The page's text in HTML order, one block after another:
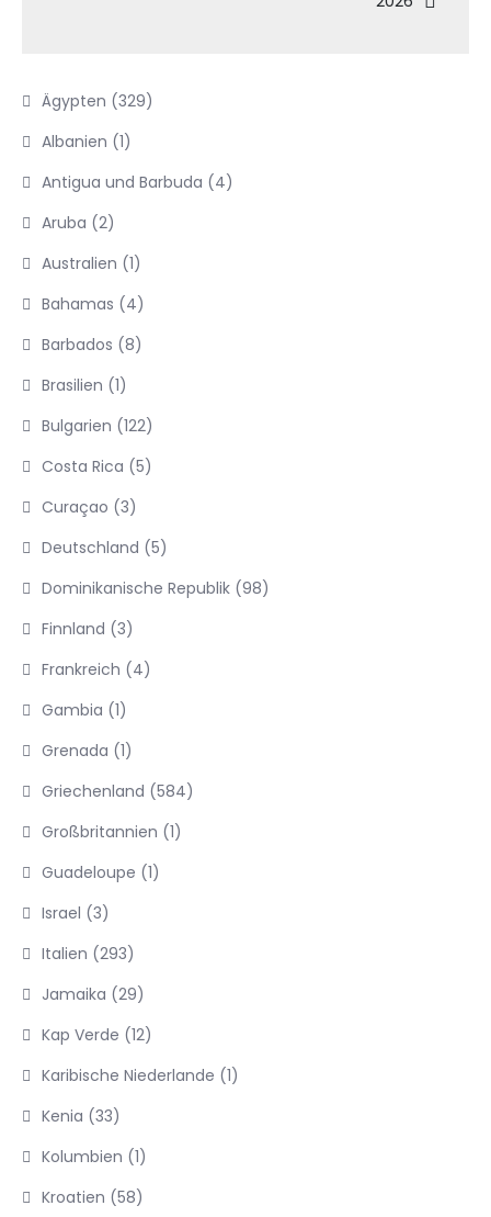
Ägypten (329)
Albanien (1)
Antigua und Barbuda (4)
Aruba (2)
Australien (1)
Bahamas (4)
Barbados (8)
Brasilien (1)
Bulgarien (122)
Costa Rica (5)
Curaçao (3)
Deutschland (5)
Dominikanische Republik (98)
Finnland (3)
Frankreich (4)
Gambia (1)
Grenada (1)
Griechenland (584)
Großbritannien (1)
Guadeloupe (1)
Israel (3)
Italien (293)
Jamaika (29)
Kap Verde (12)
Karibische Niederlande (1)
Kenia (33)
Kolumbien (1)
Kroatien (58)